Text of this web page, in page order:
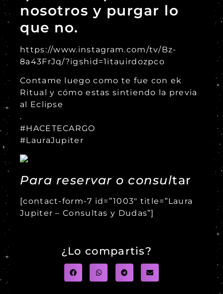
nosotros y purgar lo
que no.
https://www.instagram.com/tv/Bz-
8a43FrJq/?igshid=1itauirdozpco
Contame luego como te fue con ek
Ritual y cómo estas sintiendo la previa
al Eclipse
.
#HACETECARGO
#LauraJupiter
Para reservar o consultar
[contact-form-7 id=”1003″ title=”Laura
Jupiter – Consultas y Dudas”]
¿Lo compartis?